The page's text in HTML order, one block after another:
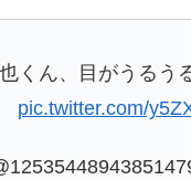
くん、目がうるう
pic.twitter.com/